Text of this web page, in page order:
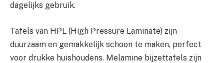
dagelijks gebruik.
Tafels van HPL (High Pressure Laminate) zijn
duurzaam en gemakkelijk schoon te maken, perfect
voor drukke huishoudens. Melamine bijzettafels zijn